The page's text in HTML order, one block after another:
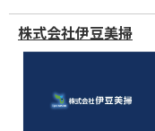
株式会社伊豆美掃